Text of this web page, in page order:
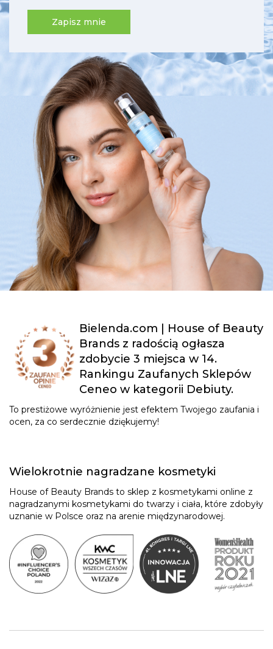
Zapisz mnie
Bielenda.com | House of Beauty
Brands z radością ogłasza
zdobycie 3 miejsca w 14.
Rankingu Zaufanych Sklepów
Ceneo w kategorii Debiuty.
To prestiżowe wyróżnienie jest efektem Twojego zaufania i
ocen, za co serdecznie dziękujemy!
Wielokrotnie nagradzane kosmetyki
House of Beauty Brands to sklep z kosmetykami online z
nagradzanymi kosmetykami do twarzy i ciała, które zdobyły
uznanie w Polsce oraz na arenie międzynarodowej.